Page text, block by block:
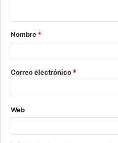
Nombre *
Correo electrónico *
Web